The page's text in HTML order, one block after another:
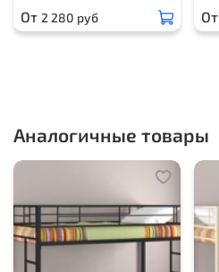
От 2 280 руб От
Аналогичные товары